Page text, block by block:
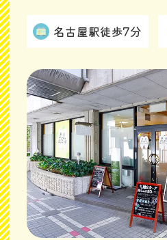
名古屋駅徒歩7分